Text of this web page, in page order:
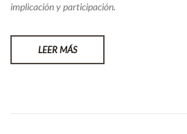
implicación y participación.
LEER MÁS